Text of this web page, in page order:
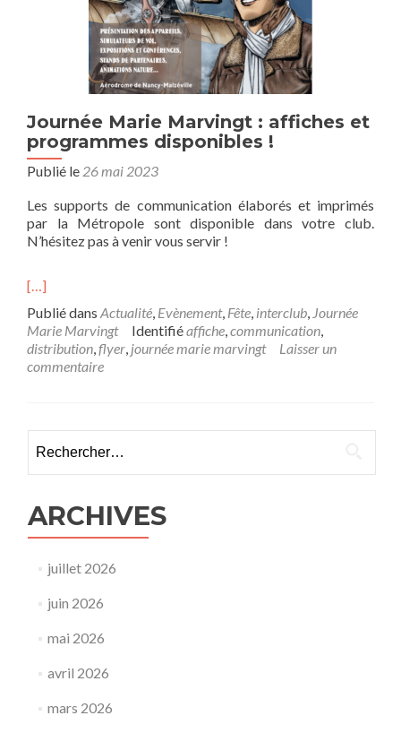
Journée Marie Marvingt : affiches et
programmes disponibles !
Publié le 26 mai 2023
Les supports de communication élaborés et imprimés
par la Métropole sont disponible dans votre club.
N’hésitez pas à venir vous servir !
[…]
Publié dans Actualité, Evènement, Fête, interclub, Journée
Marie Marvingt
Identifiéaffiche,communication,
distribution,flyer, journée marie marvingt
Laisser un
commentaire
ARCHIVES
juillet 2026
juin 2026
mai 2026
avril 2026
mars 2026